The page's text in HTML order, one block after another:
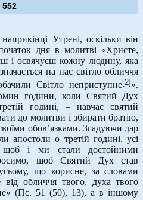
552
Утрені, оскільки він
дня в молитві «Христе,
і освячуєш кожну людину, яка
на нас світло обличчя
Світло неприступне[2]».
години, коли Святий Дух
годині, – навчає святий
до молитви і збирати братію,
обов’язками. Згадуючи дар
апостоли о третій годині, усі
щоб і ми стали достойними
щоб Святий Дух став
що корисне, за словами
обличчя твого, духа твого
(Пс. 51 (50), 13), а в іншому